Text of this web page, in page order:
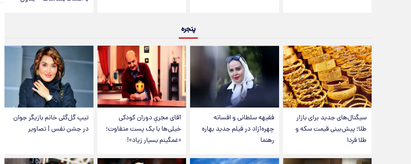
پنجره
سیگنال‌های جدید برای بازار
طلا؛ پیش‌بینی قیمت سکه و
طلا فردا
فقیهه سلطانی و افسانه
چهره‌آزاد در فیلم جدید بهاره
رهنما
آقای مجریِ دوران کودکی
خیلی‌ها با یک پست متفاوت؛
«غمگینم بسیار زیاد»!
تیپ گل‌گلی خانم بازیگر جوان
در جشن نفس | تصاویر